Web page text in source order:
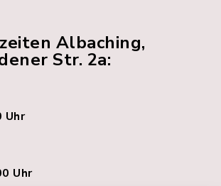
Albaching,
Str. 2a:
Uhr
Uhr